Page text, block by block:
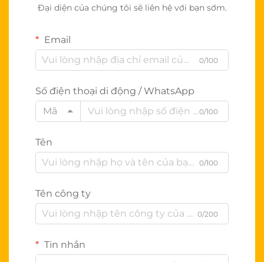
Đại diện của chúng tôi sẽ liên hệ với bạn sớm.
Email
0/100
Số điện thoại di động / WhatsApp
Mã
0/100
Tên
0/100
Tên công ty
0/200
Tin nhắn